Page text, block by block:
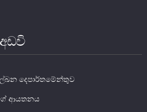
කිරීම
කමිටුව
දෙපාර්තමේන්තුව
ආයතනය